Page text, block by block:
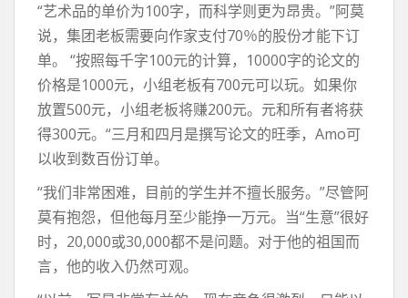
“艺术品的单价为100字，而科学则更为昂贵。”阿莫
说，集团老板需要向作家支付70％的股份才能下订
单。 “按照每千字100元的计算，10000字的论文的
价格是1000元，小组老板有700元可以玩。如果你
放置500元，小组老板将赚200元。元和所有者将获
得300元。“三月和四月是撰写论文的旺季，Amo可
以收到数百份订单。
“我们非常困难，目前的学生并不擅长服务。”尽管阿
莫有抱怨，但他每月至少能挣一万元。当“生意”很好
时，20,000或30,000都不是问题。对于他的祖国而
言，他的收入仍然可观。